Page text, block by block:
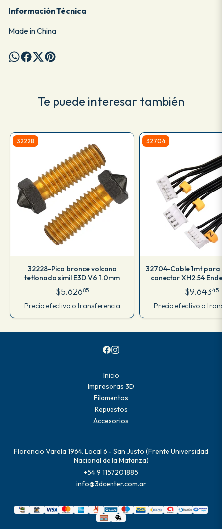
Información Técnica
Made in China
Te puede interesar también
32228
32228-Pico bronce volcano
teflonado simil E3D V6 1.0mm
$5.62685
Precio efectivo o transferencia
32704
32704-Cable 1mt para
conector XH2.54
$9.64345
Precio efectivo o
Inicio
Impresoras 3D
Filamentos
Repuestos
Accesorios
Florencio Varela 1964. Local 6 - San Justo (Frente Universidad
Nacional de la Matanza)
+54 9 1157201885
info@3dcenter.com.ar